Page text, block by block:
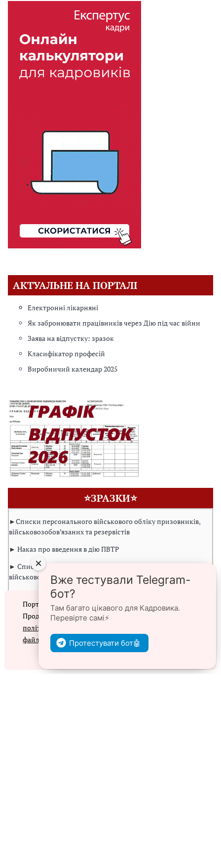
АКТУАЛЬНЕ НА ПОРТАЛІ
Електронні лікарняні
Як забронювати працівників через Дію під час війни
Заява на відпустку: зразок
Класифікатор професій
Виробничий календар 2025
⭐ЗРАЗКИ⭐
►Списки персонального військового обліку призовників,
військовозобов’язаних та резервістів
► Наказ про введення в дію ПВТР
► Списки персонального військового обліку
військовозобов’язаних та резервістів з числа жінок
► Записи до трудової книжки про зміну назви структурного
підрозділу чи відділу
► Витяг зі списків персонального військового обліку
призовників, військовозобов’язаних та резервістів
Портал prokadry.com.ua використовує файли cookie.
Продовжуючи перегляд порталу, ви погоджуєтеся з
політикою конфіденційності
файлів cookie
Згоден
Вже тестували Telegram-
бот?
Там багато цікавого для Кадровика.
Перевірте самі⚡️
Протестувати бот🤖
×